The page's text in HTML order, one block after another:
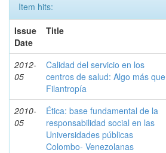
Item hits:
Issue
Date
Title
2012-
05
Calidad del servicio en los
centros de salud: Algo más que
Filantropía
2010-
05
Ética: base fundamental de la
responsabilidad social en las
Universidades públicas
Colombo- Venezolanas